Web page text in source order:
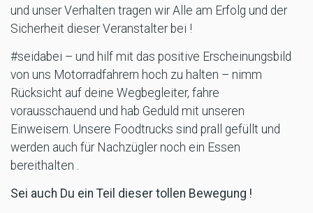
und unser Verhalten tragen wir Alle am Erfolg und der
Sicherheit dieser Veranstalter bei !
#seidabei – und hilf mit das positive Erscheinungsbild
von uns Motorradfahrern hoch zu halten – nimm
Rücksicht auf deine Wegbegleiter, fahre
vorausschauend und hab Geduld mit unseren
Einweisern. Unsere Foodtrucks sind prall gefüllt und
werden auch für Nachzügler noch ein Essen
bereithalten .
Sei auch Du ein Teil dieser tollen Bewegung !